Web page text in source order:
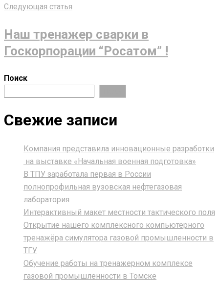
Следующая статья
Наш тренажер сварки в
Госкорпорации “Росатом” !
Поиск
Свежие записи
Компания представила инновационные разработки
на выставке «Начальная военная подготовка»
В ТПУ заработала первая в России
полнопрофильная вузовская нефтегазовая
лаборатория
Интерактивный макет местности тактического поля
Открытие нашего комплексного компьютерного
тренажёра симулятора газовой промышленности в
ТГУ
Обучение работы на тренажерном комплексе
газовой промышленности в Томске